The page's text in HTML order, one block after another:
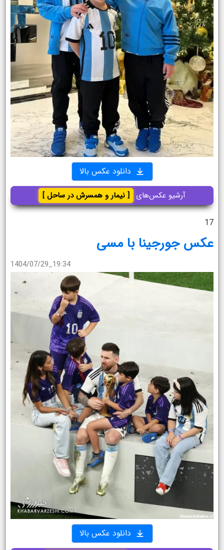
دانلود عکس بالا
آرشیو عکس‌های [ نیمار و همسرش در ساحل ]
17
عکس جورجینا با مسی
1404/07/29_19:34
دانلود عکس بالا